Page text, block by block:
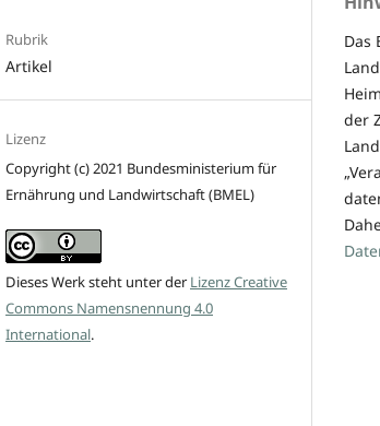
Rubrik
Artikel
Lizenz
Copyright (c) 2021 Bundesministerium für
Ernährung und Landwirtschaft (BMEL)
Dieses Werk steht unter derLizenz Creative
Commons Namensnennung 4.0
International.
Das
der